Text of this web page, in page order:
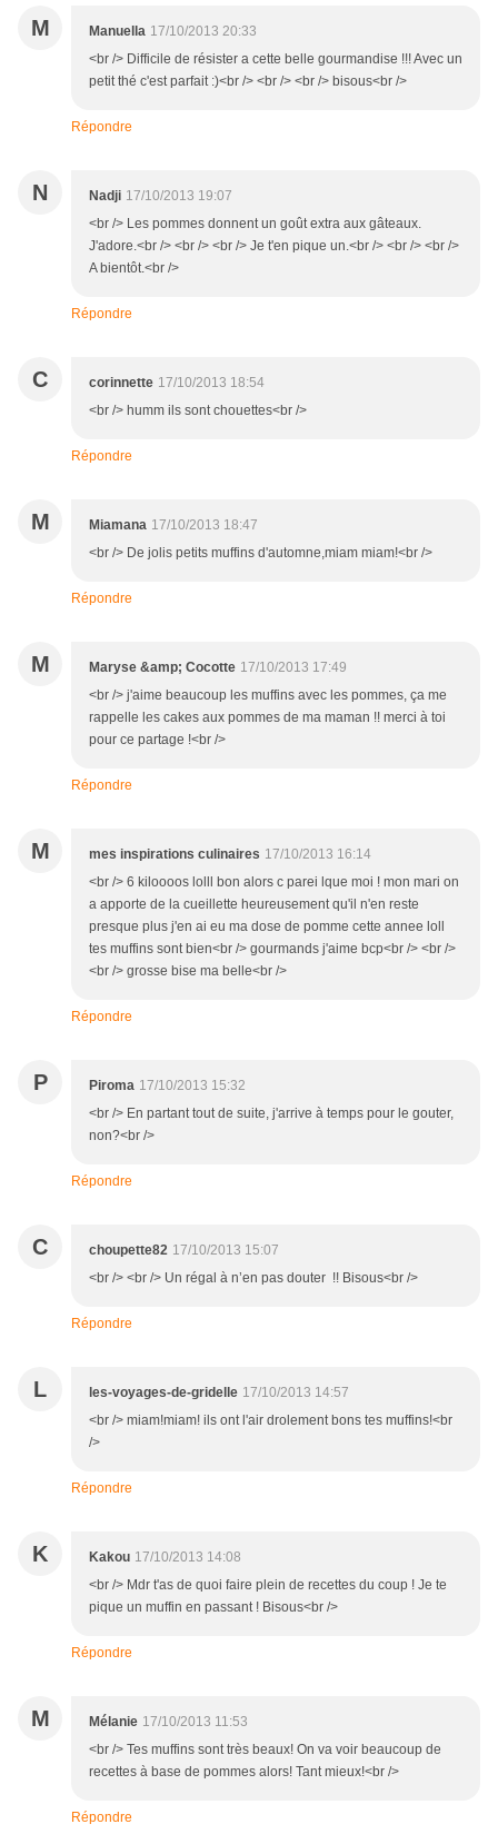
M Manuella 17/10/2013 20:33
<br /> Difficile de résister a cette belle gourmandise !!! Avec un
petit thé c'est parfait :)<br /> <br /> <br /> bisous<br />
Répondre
N Nadji 17/10/2013 19:07
<br /> Les pommes donnent un goût extra aux gâteaux.
J'adore.<br /> <br /> <br /> Je t'en pique un.<br /> <br /> <br />
A bientôt.<br />
Répondre
C corinnette 17/10/2013 18:54
<br /> humm ils sont chouettes<br />
Répondre
M Miamana 17/10/2013 18:47
<br /> De jolis petits muffins d'automne,miam miam!<br />
Répondre
M Maryse &amp; Cocotte 17/10/2013 17:49
<br /> j'aime beaucoup les muffins avec les pommes, ça me
rappelle les cakes aux pommes de ma maman !! merci à toi
pour ce partage !<br />
Répondre
M mes inspirations culinaires 17/10/2013 16:14
<br /> 6 kiloooos lolll bon alors c parei lque moi ! mon mari on
a apporte de la cueillette heureusement qu'il n'en reste
presque plus j'en ai eu ma dose de pomme cette annee loll
tes muffins sont bien<br /> gourmands j'aime bcp<br /> <br />
<br /> grosse bise ma belle<br />
Répondre
P Piroma 17/10/2013 15:32
<br /> En partant tout de suite, j'arrive à temps pour le gouter,
non?<br />
Répondre
C choupette82 17/10/2013 15:07
<br /> <br /> Un régal à n’en pas douter !! Bisous<br />
Répondre
L les-voyages-de-gridelle 17/10/2013 14:57
<br /> miam!miam! ils ont l'air drolement bons tes muffins!<br
/>
Répondre
K Kakou 17/10/2013 14:08
<br /> Mdr t'as de quoi faire plein de recettes du coup ! Je te
pique un muffin en passant ! Bisous<br />
Répondre
M Mélanie 17/10/2013 11:53
<br /> Tes muffins sont très beaux! On va voir beaucoup de
recettes à base de pommes alors! Tant mieux!<br />
Répondre